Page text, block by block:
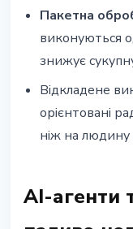
Пакетна
виконуються
знижує
Відкладене
орієнтовані
ніж на людину
AI-агенти